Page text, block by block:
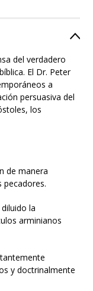
del verdadero
El Dr. Peter
a
persuasiva del
los
de manera
pecadores.
la
arminianos
y doctrinalmente